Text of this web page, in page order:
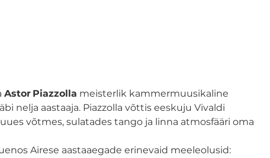
Astor Piazzolla meisterlik kammermuusikaline
nelja aastaaja. Piazzolla võttis eeskuju Vivaldi
võtmes, sulatades tango ja linna atmosfääri oma
Airese aastaaegade erinevaid meeleolusid: